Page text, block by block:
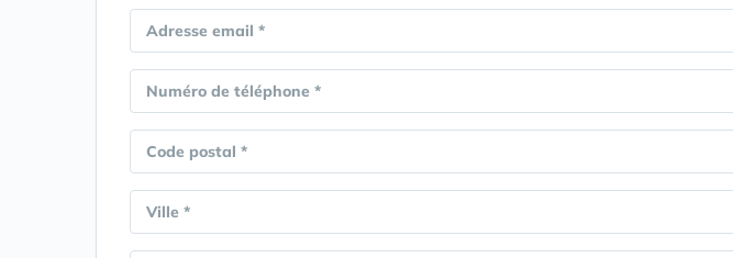
Adresse email *
Numéro de téléphone *
Code postal *
Ville *